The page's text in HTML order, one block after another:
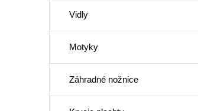
Vidly
Motyky
Záhradné nožnice